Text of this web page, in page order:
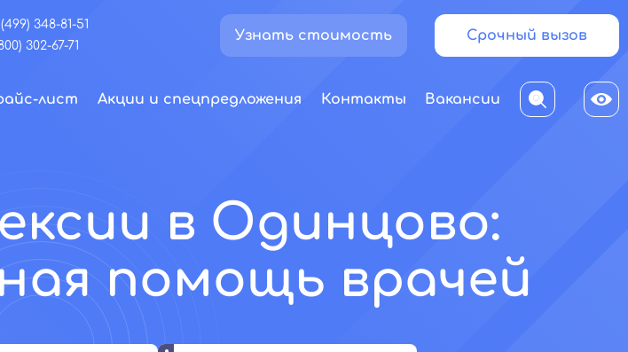
348-81-51
302-67-71
Узнать стоимость Срочный вызов
лист Акции и спецпредложения Контакты Вакансии
в Одинцово:
помощь врачей